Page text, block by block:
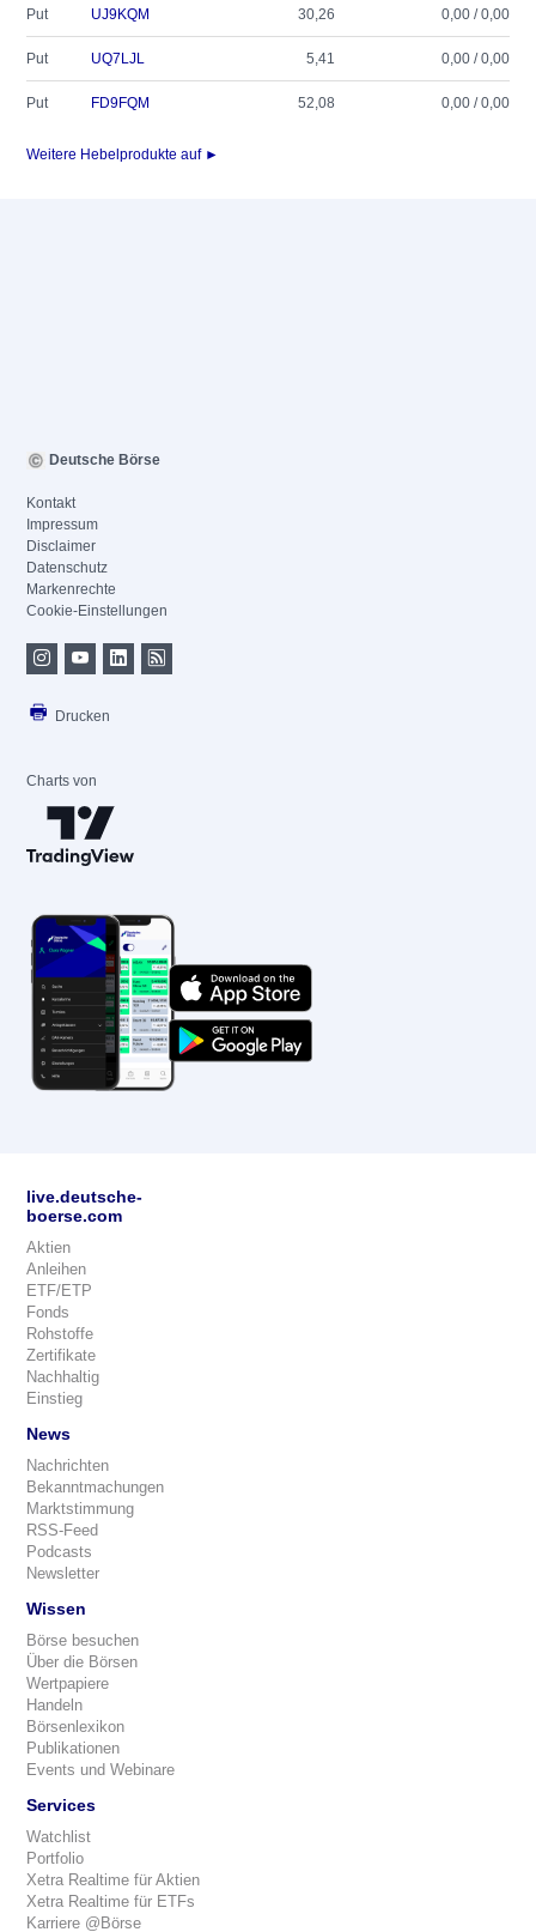
Put UJ9KQM 30,26 0,00 / 0,00
Put UQ7LJL 5,41 0,00 / 0,00
Put FD9FQM 52,08 0,00 / 0,00
Weitere Hebelprodukte auf ►
Deutsche Börse
Kontakt
Impressum
Disclaimer
Datenschutz
Markenrechte
Cookie-Einstellungen
Drucken
Charts von
live.deutsche-
boerse.com
Aktien
Anleihen
ETF/ETP
Fonds
Rohstoffe
Zertifikate
Nachhaltig
Einstieg
News
Nachrichten
Bekanntmachungen
Marktstimmung
RSS-Feed
Podcasts
Newsletter
Wissen
Börse besuchen
Über die Börsen
Wertpapiere
Handeln
Börsenlexikon
Publikationen
Events und Webinare
Services
Watchlist
Portfolio
Xetra Realtime für Aktien
Xetra Realtime für ETFs
Karriere @Börse